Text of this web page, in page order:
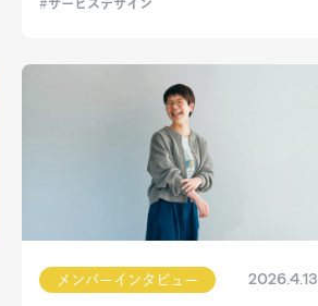
サービスデザイン
メンバーインタビュー 2026.4.13